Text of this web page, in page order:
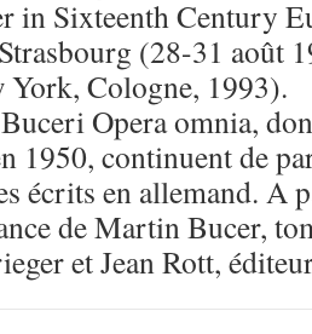
in Sixteenth Century
(28-31 août
York, Cologne, 1993).
Opera omnia,
1950, continuent de
écrits en allemand. A
de Martin Bucer,
et Jean Rott,